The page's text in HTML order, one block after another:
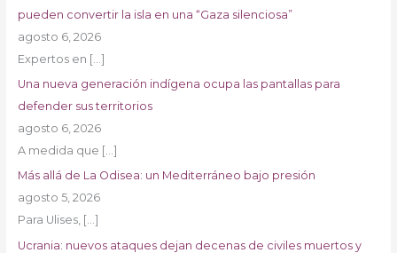
pueden convertir la isla en una “Gaza silenciosa”
agosto 6, 2026
Expertos en […]
Una nueva generación indígena ocupa las pantallas para
defender sus territorios
agosto 6, 2026
A medida que […]
Más allá de La Odisea: un Mediterráneo bajo presión
agosto 5, 2026
Para Ulises, […]
Ucrania: nuevos ataques dejan decenas de civiles muertos y